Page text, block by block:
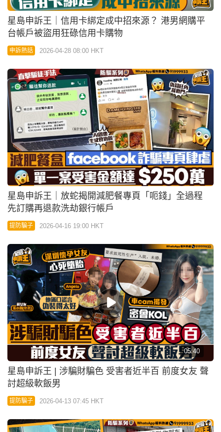
星島申訴王｜信用卡綁定成中招來源？ 港男網購平
台帳戶被盜用狂碌信用卡購物
申訴熱話 2026-04-28 08:00 HKT
星島申訴王｜放蛇揭開減肥餐專頁「呃錢」全過程
先訂購再退款洗劫銀行帳戶
提防騙子 2026-04-16 19:00 HKT
05:40
星島申訴王 | 涉騙財騙色 受害者近半百 前度女友 聲
討超級軟飯男
提防騙子 2026-04-13 07:45 HKT